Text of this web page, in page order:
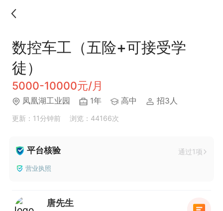
数控车工（五险+可接受学
徒）
5000-10000元/月
凤凰湖工业园 1年 高中 招3人
更新：11分钟前 浏览：44166次
平台核验 通过1项
营业执照
唐先生